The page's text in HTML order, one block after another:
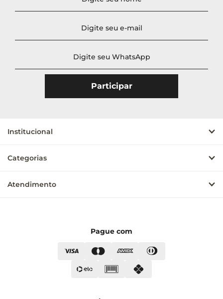
Institucional
Categorias
Atendimento
Pague com